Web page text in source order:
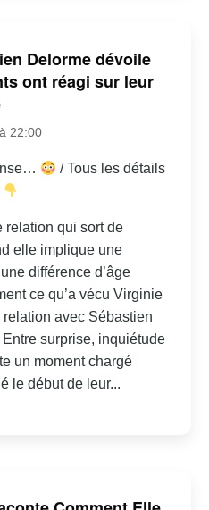
Delorme dévoile
ont réagi sur leur
22:00
/ Tous les détails
relation qui sort de
elle implique une
différence d’âge
ce qu’a vécu Virginie
avec Sébastien
surprise, inquiétude
un moment chargé
le début de leur...